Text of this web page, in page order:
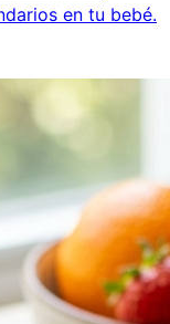
en tu bebé.